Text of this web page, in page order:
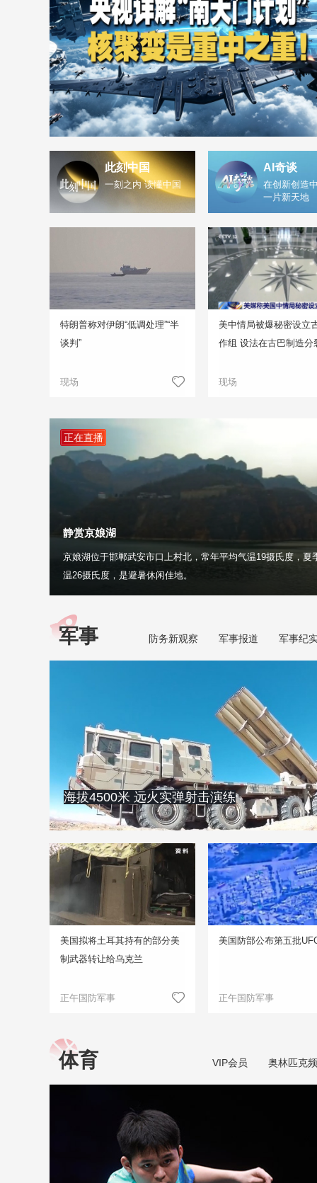
此刻中国
一刻之内 读懂中国
AI奇谈
在创新创造
一片新天地
特朗普称对伊朗“低调处理”“半
谈判”
现场
美中情局被爆秘密设立
作组 设法在古巴制造分
现场
正在直播
静赏京娘湖
京娘湖位于邯郸武安市口上村北，常年平均气温19摄氏度，夏
温26摄氏度，是避暑休闲佳地。
军事 防务新观察 军事报道 军事纪
海拔4500米 远火实弹射击演练
美国拟将土耳其持有的部分美
制武器转让给乌克兰
正午国防军事
美国防部公布第五批
正午国防军事
体育 VIP会员 奥林匹克